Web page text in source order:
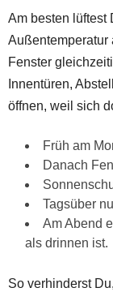
Am besten lüftest
Außentemperatur
Fenster
Innentüren,
öffnen, weil sich
Früh am
Danach
Tagsüber
Am Abend
als drinnen ist.
So verhinderst